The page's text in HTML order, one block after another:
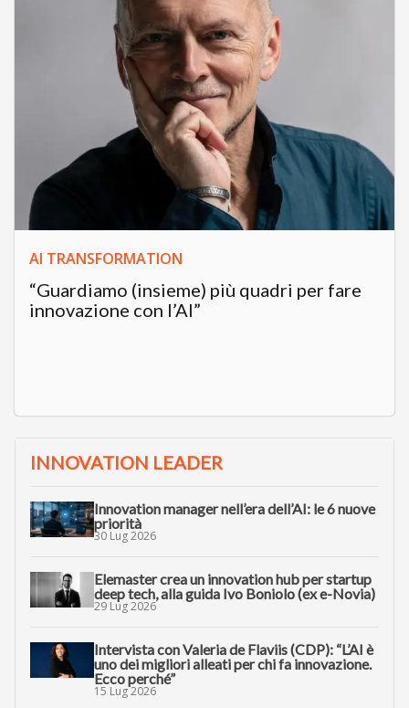
AI TRANSFORMATION
“Guardiamo (insieme) più quadri per fare
innovazione con l’AI”
INNOVATION LEADER
Innovation manager nell’era dell’AI: le 6 nuove
priorità
30 Lug 2026
Elemaster crea un innovation hub per startup
deep tech, alla guida Ivo Boniolo (ex e-Novia)
29 Lug 2026
Intervista con Valeria de Flaviis (CDP): “L’AI è
uno dei migliori alleati per chi fa innovazione.
Ecco perché”
15 Lug 2026